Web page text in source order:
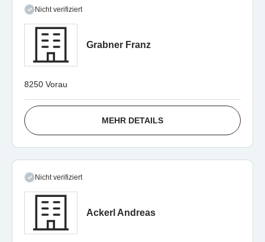
Nicht verifiziert
Grabner Franz
8250 Vorau
MEHR DETAILS
Nicht verifiziert
Ackerl Andreas